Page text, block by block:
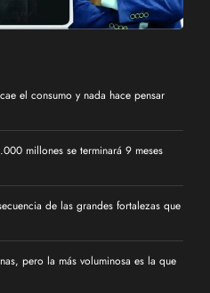
el consumo y nada hace pensar
millones se terminará 9 meses
de las grandes fortalezas que
pero la más voluminosa es la que